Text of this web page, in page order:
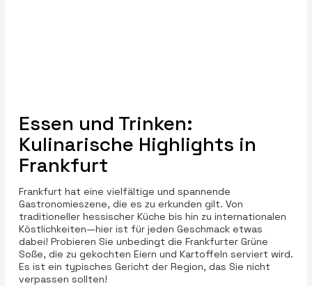
Essen und Trinken:
Kulinarische Highlights in
Frankfurt
Frankfurt hat eine vielfältige und spannende
Gastronomieszene, die es zu erkunden gilt. Von
traditioneller hessischer Küche bis hin zu internationalen
Köstlichkeiten—hier ist für jeden Geschmack etwas
dabei! Probieren Sie unbedingt die Frankfurter Grüne
Soße, die zu gekochten Eiern und Kartoffeln serviert wird.
Es ist ein typisches Gericht der Region, das Sie nicht
verpassen sollten!